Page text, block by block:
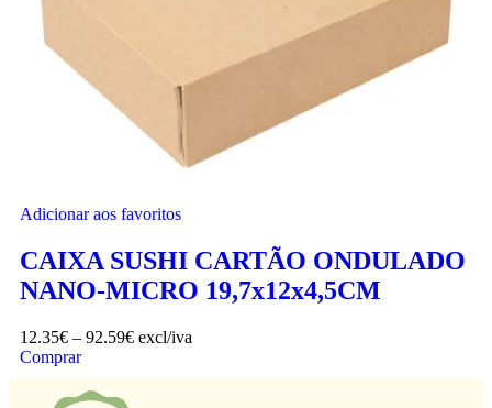
Adicionar aos favoritos
CAIXA SUSHI CARTÃO ONDULADO
NANO-MICRO 19,7x12x4,5CM
12.35€ – 92.59€ excl/iva
Comprar